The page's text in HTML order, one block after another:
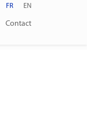
FR EN
Contact